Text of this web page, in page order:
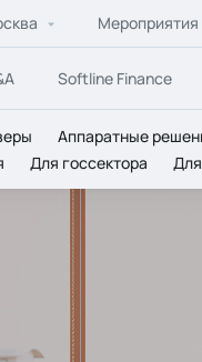
Мероприятия
Softline Finance
Аппаратные
Для госсектора